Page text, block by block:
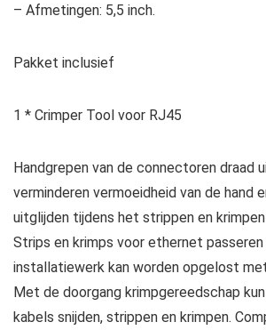
– Afmetingen: 5,5 inch.
Pakket inclusief
1 * Crimper Tool voor RJ45
Handgrepen van de connectoren draad
verminderen vermoeidheid van de hand
uitglijden tijdens het strippen en krimpen
Strips en krimps voor ethernet passeren
installatiewerk kan worden opgelost
Met de doorgang krimpgereedschap
kabels snijden, strippen en krimpen.